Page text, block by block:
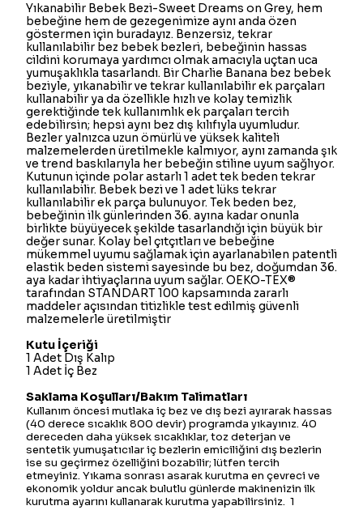
Yıkanabilir Bebek Bezi-Sweet Dreams on Grey, hem
bebeğine hem de gezegenimize aynı anda özen
göstermen için buradayız. Benzersiz, tekrar
kullanılabilir bez bebek bezleri, bebeğinin hassas
cildini korumaya yardımcı olmak amacıyla uçtan uca
yumuşaklıkla tasarlandı. Bir Charlie Banana bez bebek
beziyle, yıkanabilir ve tekrar kullanılabilir ek parçaları
kullanabilir ya da özellikle hızlı ve kolay temizlik
gerektiğinde tek kullanımlık ek parçaları tercih
edebilirsin; hepsi aynı bez dış kılıfıyla uyumludur.
Bezler yalnızca uzun ömürlü ve yüksek kaliteli
malzemelerden üretilmekle kalmıyor, aynı zamanda şık
ve trend baskılarıyla her bebeğin stiline uyum sağlıyor.
Kutunun içinde polar astarlı 1 adet tek beden tekrar
kullanılabilir. Bebek bezi ve 1 adet lüks tekrar
kullanılabilir ek parça bulunuyor. Tek beden bez,
bebeğinin ilk günlerinden 36. ayına kadar onunla
birlikte büyüyecek şekilde tasarlandığı için büyük bir
değer sunar. Kolay bel çıtçıtları ve bebeğine
mükemmel uyumu sağlamak için ayarlanabilen patentli
elastik beden sistemi sayesinde bu bez, doğumdan 36.
aya kadar ihtiyaçlarına uyum sağlar. OEKO-TEX®
tarafından STANDART 100 kapsamında zararlı
maddeler açısından titizlikle test edilmiş güvenli
malzemelerle üretilmiştir
Kutu İçeriği
1 Adet Dış Kalıp
1 Adet İç Bez
Saklama Koşulları/Bakım Talimatları
Kullanım öncesi mutlaka iç bez ve dış bezi ayırarak hassas
(40 derece sıcaklık 800 devir) programda yıkayınız. 40
dereceden daha yüksek sıcaklıklar, toz deterjan ve
sentetik yumuşatıcılar iç bezlerin emiciliğini dış bezlerin
ise su geçirmez özelliğini bozabilir; lütfen tercih
etmeyiniz. Yıkama sonrası asarak kurutma en çevreci ve
ekonomik yoldur ancak bulutlu günlerde makinenizin ilk
kurutma ayarını kullanarak kurutma yapabilirsiniz. 1